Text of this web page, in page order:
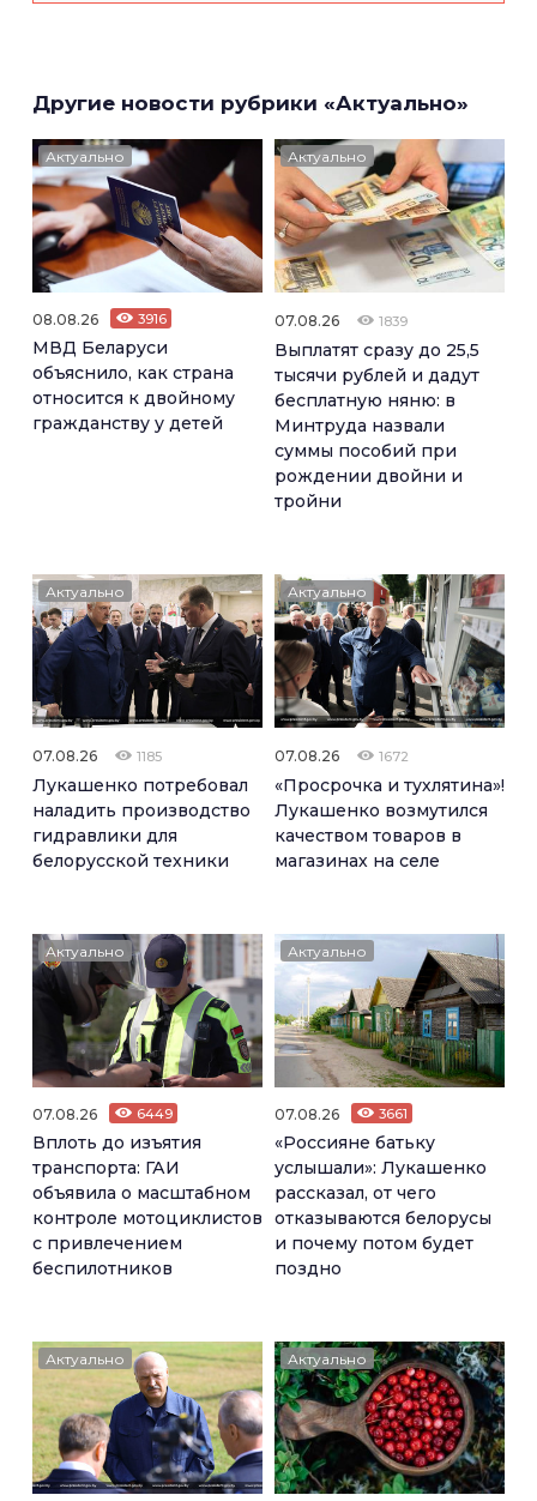
Другие новости рубрики «Актуально»
Актуально
08.08.26 3916
МВД Беларуси
объяснило, как страна
относится к двойному
гражданству у детей
Актуально
07.08.26 1839
Выплатят сразу до 25,5
тысячи рублей и дадут
бесплатную няню: в
Минтруда назвали
суммы пособий при
рождении двойни и
тройни
Актуально
07.08.26 1185
Лукашенко потребовал
наладить производство
гидравлики для
белорусской техники
Актуально
07.08.26 1672
«Просрочка и тухлятина»!
Лукашенко возмутился
качеством товаров в
магазинах на селе
Актуально
07.08.26 6449
Вплоть до изъятия
транспорта: ГАИ
объявила о масштабном
контроле мотоциклистов
с привлечением
беспилотников
Актуально
07.08.26 3661
«Россияне батьку
услышали»: Лукашенко
рассказал, от чего
отказываются белорусы
и почему потом будет
поздно
Актуально Актуально